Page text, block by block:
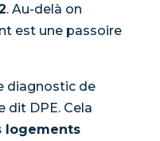
. Au-delà on
est une passoire
diagnostic de
dit DPE. Cela
logements